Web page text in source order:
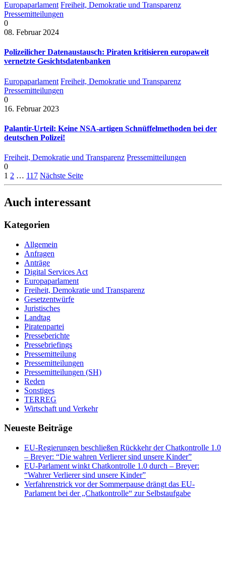
Europaparlament Freiheit, Demokratie und Transparenz
Pressemitteilungen
0
08. Februar 2024
Polizeilicher Datenaustausch: Piraten kritisieren europaweit
vernetzte Gesichtsdatenbanken
Europaparlament Freiheit, Demokratie und Transparenz
Pressemitteilungen
0
16. Februar 2023
Palantir-Urteil: Keine NSA-artigen Schnüffelmethoden bei der
deutschen Polizei!
Freiheit, Demokratie und Transparenz Pressemitteilungen
0
1 2 … 117 Nächste Seite
Auch interessant
Kategorien
Allgemein
Anfragen
Anträge
Digital Services Act
Europaparlament
Freiheit, Demokratie und Transparenz
Gesetzentwürfe
Juristisches
Landtag
Piratenpartei
Presseberichte
Pressebriefings
Pressemitteilung
Pressemitteilungen
Pressemitteilungen (SH)
Reden
Sonstiges
TERREG
Wirtschaft und Verkehr
Neueste Beiträge
EU-Regierungen beschließen Rückkehr der Chatkontrolle 1.0
– Breyer: “Die wahren Verlierer sind unsere Kinder”
EU-Parlament winkt Chatkontrolle 1.0 durch – Breyer:
“Wahrer Verlierer sind unsere Kinder”
Verfahrenstrick vor der Sommerpause drängt das EU-
Parlament bei der „Chatkontrolle“ zur Selbstaufgabe